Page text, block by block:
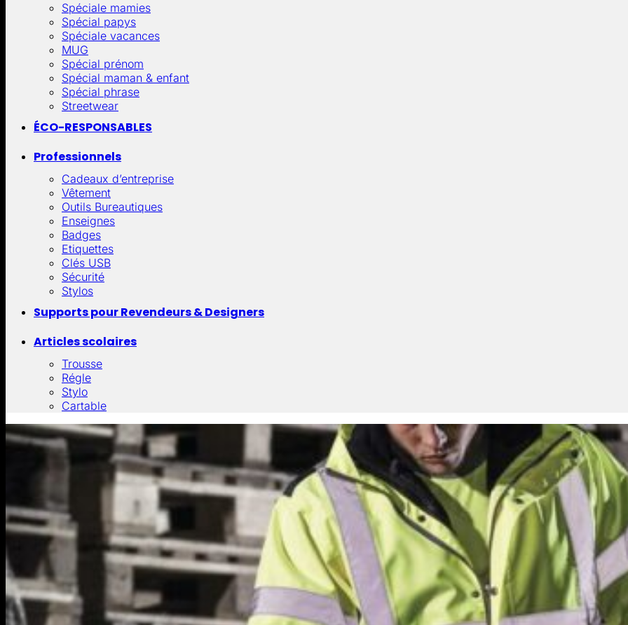
Spéciale mamies
Spécial papys
Spéciale vacances
MUG
Spécial prénom
Spécial maman & enfant
Spécial phrase
Streetwear
ÉCO-RESPONSABLES
Professionnels
Cadeaux d’entreprise
Vêtement
Outils Bureautiques
Enseignes
Badges
Etiquettes
Clés USB
Sécurité
Stylos
Supports pour Revendeurs & Designers
Articles scolaires
Trousse
Régle
Stylo
Cartable